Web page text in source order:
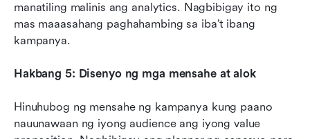
manatiling malinis ang analytics. Nagbibigay ito ng
mas maaasahang paghahambing sa iba’t ibang
kampanya.
Hakbang 5: Disenyo ng mga mensahe at alok
Hinuhubog ng mensahe ng kampanya kung paano
nauunawaan ng iyong audience ang iyong value